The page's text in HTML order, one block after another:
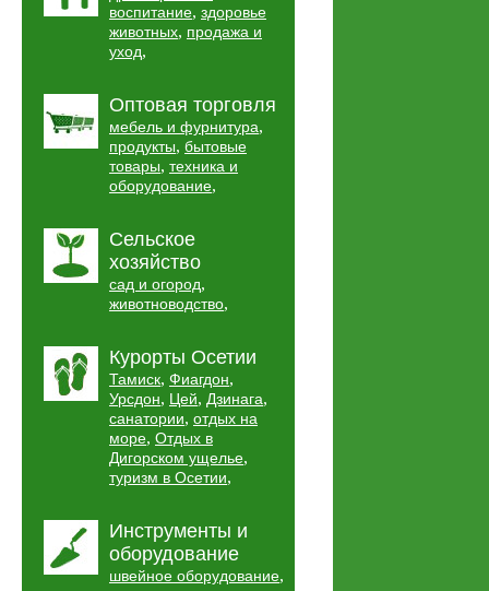
воспитание, здоровье
животных, продажа и
уход,
Оптовая торговля
мебель и фурнитура,
продукты, бытовые
товары, техника и
оборудование,
Сельское
хозяйство
сад и огород,
животноводство,
Курорты Осетии
Тамиск, Фиагдон,
Урсдон, Цей, Дзинага,
санатории, отдых на
море, Отдых в
Дигорском ущелье,
туризм в Осетии,
Инструменты и
оборудование
швейное оборудование,